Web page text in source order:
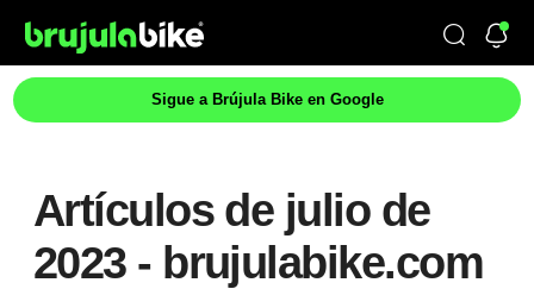
Sigue a Brújula Bike en Google
Artículos de julio de
2023 - brujulabike.com